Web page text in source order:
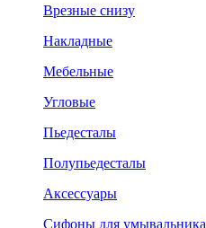
Врезные снизу
Накладные
Мебельные
Угловые
Пьедесталы
Полупьедесталы
Аксессуары
Сифоны для умывальника